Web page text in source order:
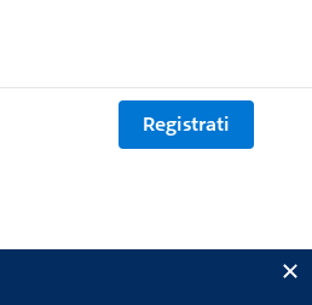
Registrati